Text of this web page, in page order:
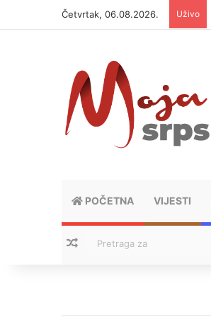
Četvrtak, 06.08.2026. Uživo
POČETNA VIJESTI
Nasumični tekstovi